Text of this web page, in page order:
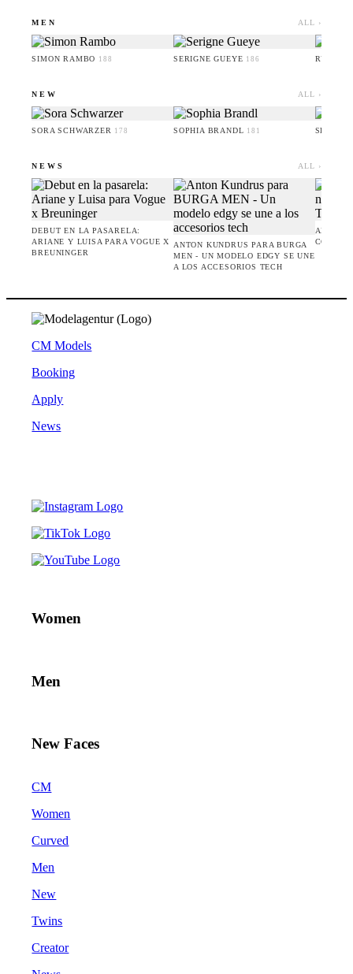
MEN ALL ›
SIMON RAMBO 188 SERIGNE GUEYE 186 RUFUS
NEW ALL ›
SORA SCHWARZER 178 SOPHIA BRANDL 181
NEWS ALL ›
DEBUT EN LA PASARELA:
ARIANE Y LUISA PARA VOGUE X
BREUNINGER
ANTON KUNDRUS PARA BURGA
MEN - UN MODELO EDGY SE UNE
A LOS ACCESORIOS TECH
AMIE
CM Models
Booking
Apply
News
Women
Men
New Faces
CM
Women
Curved
Men
New
Twins
Creator